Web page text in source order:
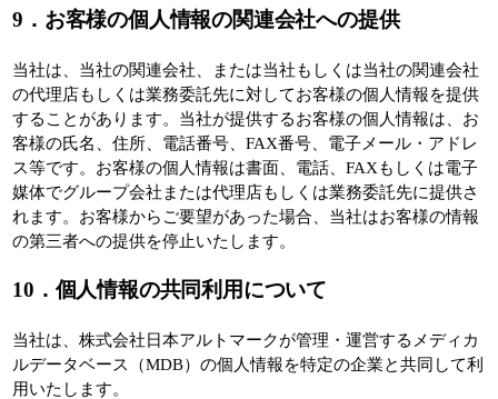
9 ．お客様の個人情報の関連会社への提供
当社は、当社の関連会社、または当社もしくは当社の関連会社
の代理店もしくは業務委託先に対してお客様の個人情報を提供
することがあります。当社が提供するお客様の個人情報は、お
客様の氏名、住所、電話番号、FAX番号、電子メール・アドレ
ス等です。お客様の個人情報は書面、電話、FAXもしくは電子
媒体でグループ会社または代理店もしくは業務委託先に提供さ
れます。お客様からご要望があった場合、当社はお客様の情報
の第三者への提供を停止いたします。
10 ．個人情報の共同利用について
当社は、株式会社日本アルトマークが管理・運営するメディカ
ルデータベース（MDB）の個人情報を特定の企業と共同して利
用いたします。